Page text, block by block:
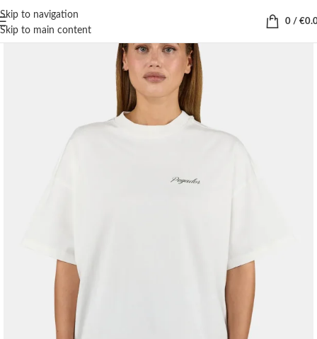
Skip to navigation
Skip to main content
0 / €